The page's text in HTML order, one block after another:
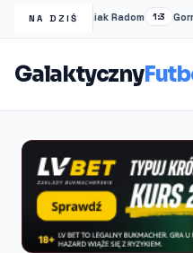
NA DZIŚ
Radomiak Radom 1:3 Gornik
Galaktyczny